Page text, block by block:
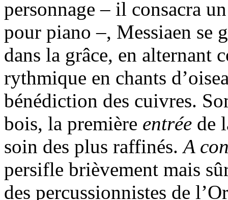
personnage – il consacra
pour piano –, Messiaen se
dans la grâce, en alternant
rythmique en chants
bénédiction des cuivres.
bois, la première entrée de
soin des plus raffinés.A
persifle brièvement mais
des percussionnistes de